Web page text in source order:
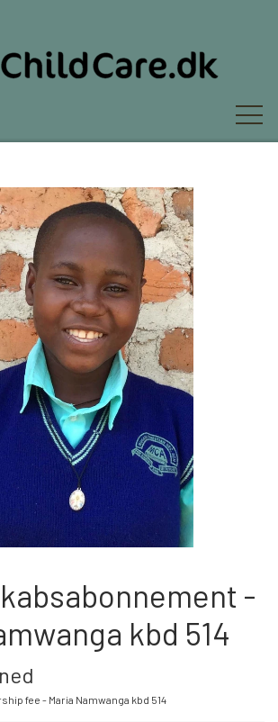
OM OS
NYT
FAQ
FADDER
WEBSHOP
LOGIN
LOGIN
-
kbd 514
fee - Maria Namwanga kbd 514